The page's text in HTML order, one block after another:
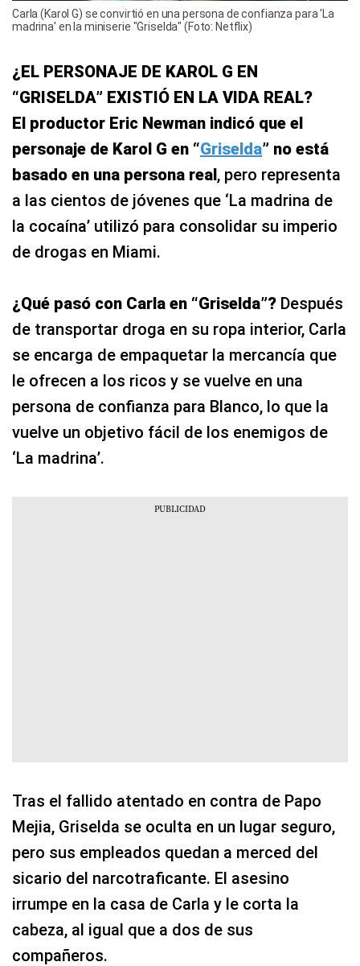
Carla (Karol G) se convirtió en una persona de confianza para 'La
madrina' en la miniserie "Griselda" (Foto: Netflix)
¿EL PERSONAJE DE KAROL G EN
“GRISELDA” EXISTIÓ EN LA VIDA REAL?
El productor Eric Newman indicó que el
personaje de Karol G en “Griselda” no está
basado en una persona real, pero representa
a las cientos de jóvenes que ‘La madrina de
la cocaína’ utilizó para consolidar su imperio
de drogas en Miami.
¿Qué pasó con Carla en “Griselda”? Después
de transportar droga en su ropa interior, Carla
se encarga de empaquetar la mercancía que
le ofrecen a los ricos y se vuelve en una
persona de confianza para Blanco, lo que la
vuelve un objetivo fácil de los enemigos de
‘La madrina’.
Tras el fallido atentado en contra de Papo
Mejia, Griselda se oculta en un lugar seguro,
pero sus empleados quedan a merced del
sicario del narcotraficante. El asesino
irrumpe en la casa de Carla y le corta la
cabeza, al igual que a dos de sus
compañeros.